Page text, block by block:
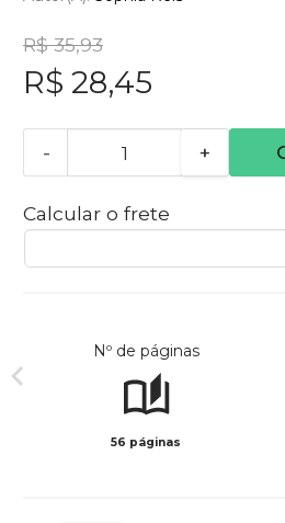
R$ 35,93
R$ 28,45
- +
Calcular o frete
Nº de páginas
56 páginas